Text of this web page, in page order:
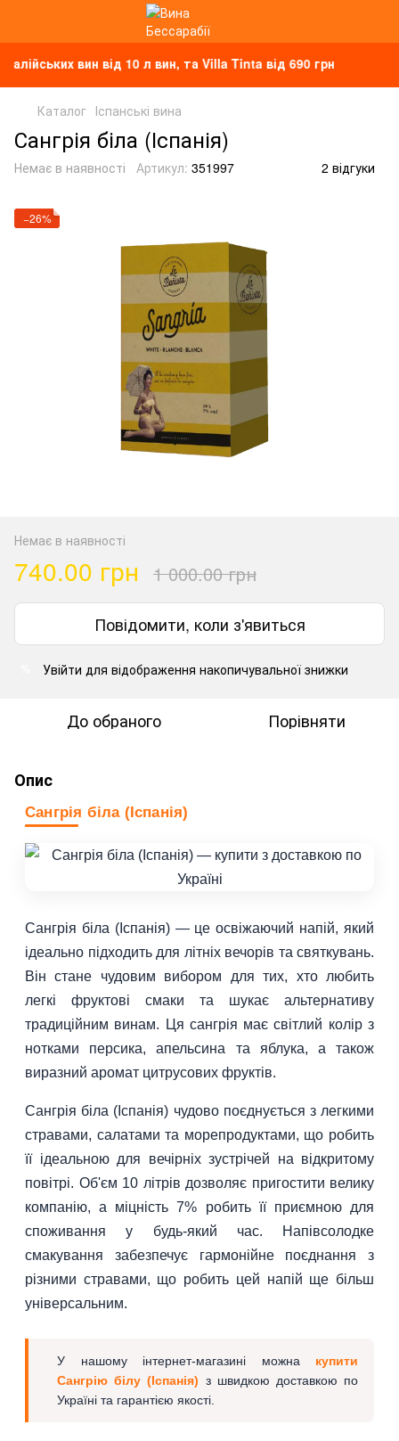
вин від 10 л вин, та Villa Tinta від 690 грн
Каталог Іспанські вина
Сангрія біла (Іспанія)
Немає в наявності Артикул: 351997 2 відгуки
−26%
Немає в наявності
740.00 грн 1 000.00 грн
Повідомити, коли з'явиться
Увійти для відображення накопичувальної знижки
До обраного Порівняти
Опис
Сангрія біла (Іспанія)
Сангрія біла (Іспанія) — це освіжаючий напій, який
ідеально підходить для літніх вечорів та святкувань.
Він стане чудовим вибором для тих, хто любить
легкі фруктові смаки та шукає альтернативу
традиційним винам. Ця сангрія має світлий колір з
нотками персика, апельсина та яблука, а також
виразний аромат цитрусових фруктів.
Сангрія біла (Іспанія) чудово поєднується з легкими
стравами, салатами та морепродуктами, що робить
її ідеальною для вечірніх зустрічей на відкритому
повітрі. Об'єм 10 літрів дозволяє пригостити велику
компанію, а міцність 7% робить її приємною для
споживання у будь-який час. Напівсолодке
смакування забезпечує гармонійне поєднання з
різними стравами, що робить цей напій ще більш
універсальним.
У нашому інтернет-магазині можна купити
Сангрію білу (Іспанія) з швидкою доставкою по
Україні та гарантією якості.